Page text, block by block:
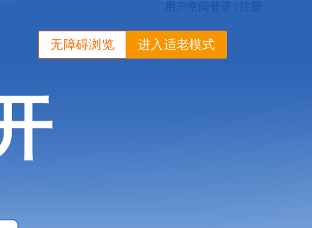
无障碍浏览 进入适老模式